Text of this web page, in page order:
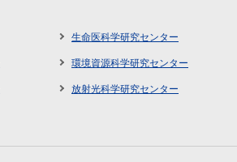
生命医科学研究センター
環境資源科学研究センター
放射光科学研究センター